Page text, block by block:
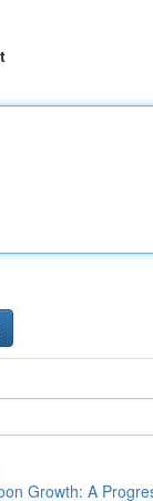
Growth: A